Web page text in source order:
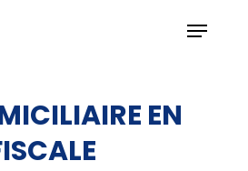
Menu
EN